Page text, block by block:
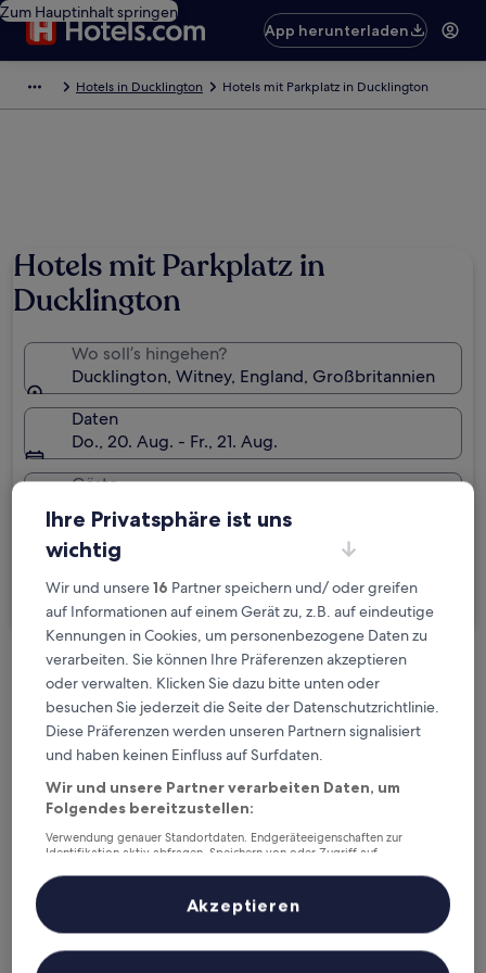
Zum Hauptinhalt springen
App herunterladen
Hotels in Ducklington Hotels mit Parkplatz in Ducklington
Hotels mit Parkplatz in
Ducklington
Wo soll’s hingehen?
Ducklington, Witney, England, Großbritannien
Daten
Do., 20. Aug. - Fr., 21. Aug.
Gäste
2 Reisende, 1 Zimmer
Ich reise geschäftlich
Suchen
Kostenlose Stornierung bei
Planänderungen
Verdiene Prämien für jede
wahrgenommene Übernachtung
Mehr sparen mit Preisen für Mitglieder
Überprüfe die Preise für diese Daten
Ihre Privatsphäre ist uns
wichtig
Wir und unsere16 Partner speichern und/ oder greifen
auf Informationen auf einem Gerät zu, z.B. auf eindeutige
Kennungen in Cookies, um personenbezogene Daten zu
verarbeiten. Sie können Ihre Präferenzen akzeptieren
oder verwalten. Klicken Sie dazu bitte unten oder
besuchen Sie jederzeit die Seite der Datenschutzrichtlinie.
Diese Präferenzen werden unseren Partnern signalisiert
und haben keinen Einfluss auf Surfdaten.
Wir und unsere Partner verarbeiten Daten, um
Folgendes bereitzustellen:
Verwendung genauer Standortdaten. Endgeräteeigenschaften zur
Identifikation aktiv abfragen. Speichern von oder Zugriff auf
Inhalte, Messung von Werbeleistung und der Performance von Inhalten,
Zielgruppenforschung sowie Entwicklung und Verbesserung von
Liste der Partner (Lieferanten)
Akzeptieren